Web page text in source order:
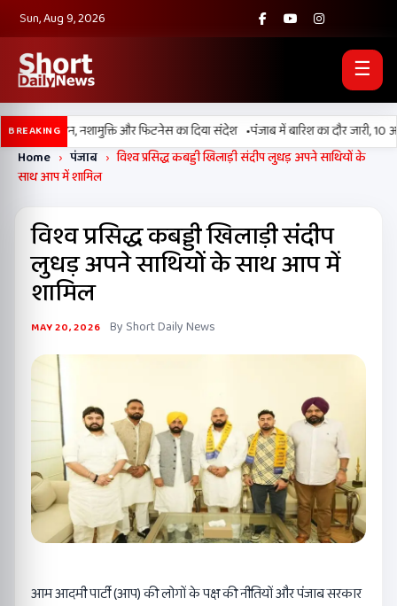
Sun, Aug 9, 2026
☰
BREAKINGमैराथन, नशामुक्ति और फिटनेस का दिया संदेश •पंजाब में बारिश का दौर जारी, 10
Home › पंजाब › विश्व प्रसिद्ध कबड्डी खिलाड़ी संदीप लुधड़ अपने साथियों के
साथ आप में शामिल
विश्व प्रसिद्ध कबड्डी खिलाड़ी संदीप
लुधड़ अपने साथियों के साथ आप में
शामिल
MAY 20, 2026 By Short Daily News
आम आदमी पार्टी (आप) की लोगों के पक्ष की नीतियों और पंजाब सरकार